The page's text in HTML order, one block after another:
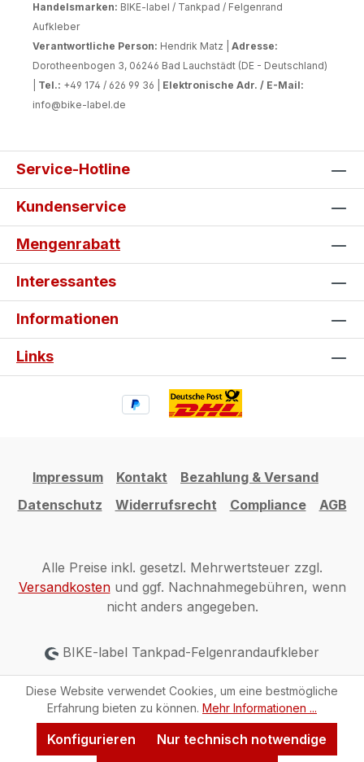
Handelsmarken: BIKE-label / Tankpad / Felgenrand
Aufkleber
Verantwortliche Person: Hendrik Matz | Adresse:
Dorotheenbogen 3, 06246 Bad Lauchstädt (DE - Deutschland)
Tel.: +49 174 / 626 99 36 | Elektronische Adr. / E-Mail:
info@bike-label.de
Service-Hotline
Kundenservice
Mengenrabatt
Interessantes
Informationen
Links
Impressum Kontakt
Bezahlung & Versand
Datenschutz
Widerrufsrecht Compliance AGB
Alle Preise inkl. gesetzl. Mehrwertsteuer zzgl.
Versandkostenund ggf. Nachnahmegebühren, wenn
nicht anders angegeben.
BIKE-label Tankpad-Felgenrandaufkleber
Diese Website verwendet Cookies, um eine bestmögliche
Erfahrung bieten zu können. Mehr Informationen ...
Nur technisch notwendige
Konfigurieren